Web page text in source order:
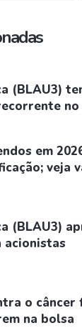
(BLAU3)
no
em
veja
(BLAU3)
acionistas
o câncer
na bolsa